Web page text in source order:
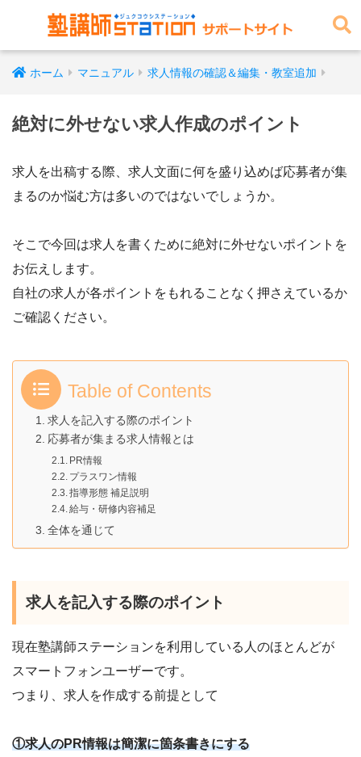
ホーム マニュアル 求人情報の確認＆編集・教室追加
絶対に外せない求人作成のポイント
求人を出稿する際、求人文面に何を盛り込めば応募者が集
まるのか悩む方は多いのではないでしょうか。
そこで今回は求人を書くために絶対に外せないポイントを
お伝えします。
自社の求人が各ポイントをもれることなく押さえているか
ご確認ください。
Table of Contents
求人を記入する際のポイント
応募者が集まる求人情報とは
PR情報
プラスワン情報
指導形態 補足説明
給与・研修内容補足
全体を通じて
求人を記入する際のポイント
現在塾講師ステーションを利用している人のほとんどが
スマートフォンユーザーです。
つまり、求人を作成する前提として
①求人のPR情報は簡潔に箇条書きにする